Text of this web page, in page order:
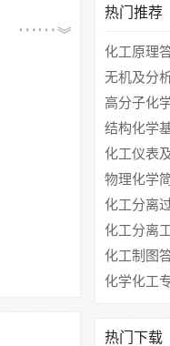
大学、河北
热门推荐
化工原理
无机及分
高分子化
结构化学
化工仪表
物理化学
化工分离
化工分离
化工制图
化学化工
热门下载